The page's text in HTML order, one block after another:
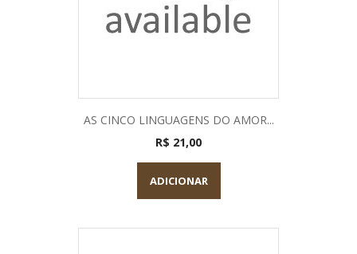
AS CINCO LINGUAGENS DO AMOR...
R$ 21,00
ADICIONAR